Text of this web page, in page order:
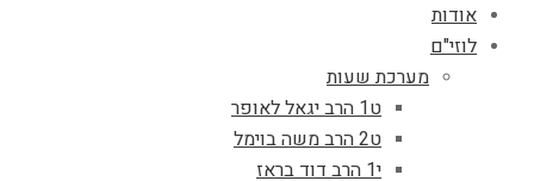
אודות
לוזי"ם
מערכת שעות
ט1 הרב יגאל לאופר
ט2 הרב משה בוימל
י1 הרב דוד בראז